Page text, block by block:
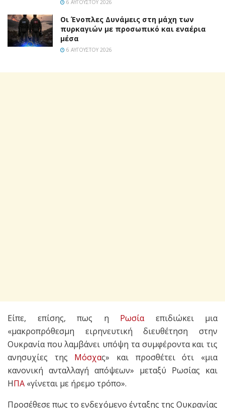
6 ΑΥΓΟΎΣΤΟΥ 2026
Οι Ένοπλες Δυνάμεις στη μάχη των
πυρκαγιών με προσωπικό και εναέρια
μέσα
6 ΑΥΓΟΎΣΤΟΥ 2026
Είπε, επίσης, πως η Ρωσίαεπιδιώκει μια
«μακροπρόθεσμη ειρηνευτική διευθέτηση στην
Ουκρανία που λαμβάνει υπόψη τα συμφέροντα και τις
ανησυχίες της Μόσχας» και προσθέτει ότι «μια
κανονική ανταλλαγή απόψεων» μεταξύ Ρωσίας και
ΗΠΑ «γίνεται με ήρεμο τρόπο».
Προσέθεσε πως το ενδεχόμενο ένταξης της Ουκρανίας